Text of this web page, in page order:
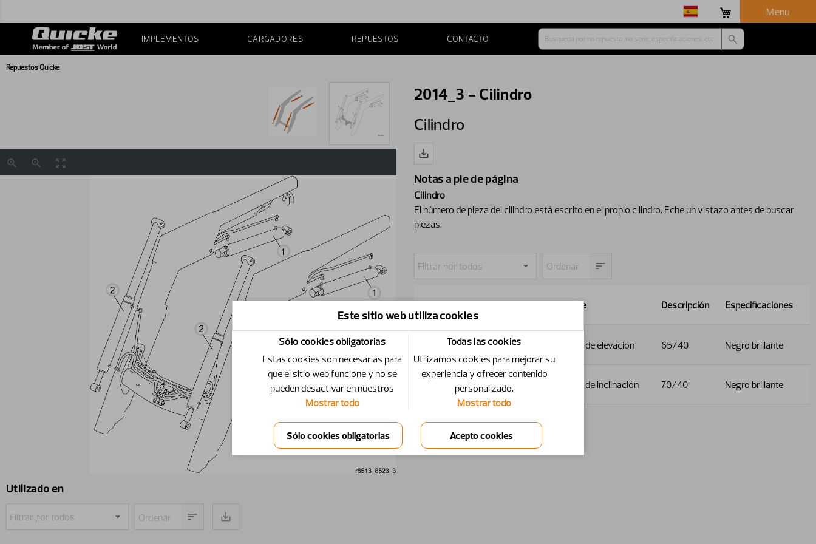
Menu
IMPLEMENTOS CARGADORES REPUESTOS CONTACTO
Repuestos Quicke
Utilizado en
2014_3 - Cilindro
Cilindro
Notas a pie de página
Cilindro
El número de pieza del cilindro está escrito en el propio cilindro. Eche un vistazo antes de buscar
piezas.
ID Número Cantidad Nombre Descripción Especificaciones
12712210-1 1 Cilindro de elevación 65/40 Negro brillante
12712410-1 1 Cilindro de inclinación 70/40 Negro brillante
Este sitio web utiliza cookies
Sólo cookies obligatorias
Estas cookies son necesarias para
que el sitio web funcione y no se
pueden desactivar en nuestros
Mostrar todo
Todas las cookies
Utilizamos cookies para mejorar su
experiencia y ofrecer contenido
personalizado.
Mostrar todo